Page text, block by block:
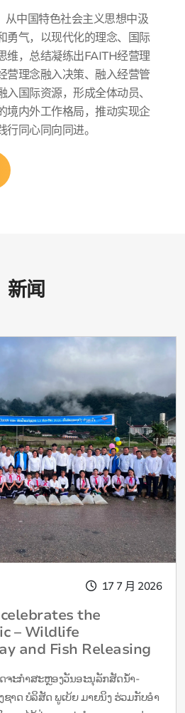
从中国特色社会主义思想中汲
勇气，以现代化的理念、国际
维，总结凝练出FAITH经营理
营理念融入决策、融入经营管
国际资源，形成全体动员、
境内外工作格局，推动实现企
同心同向同进。
新闻
17 7 月 2026
the
– Wildlife
and Fish Releasing
ຈະກຳສະຫຼອງວັນອະນຸລັກສັດນໍ້າ-
າດ ບໍລິສັດ ພູເບ້ຍ ມາຍນິງ ຮ່ວມກັບອໍາ